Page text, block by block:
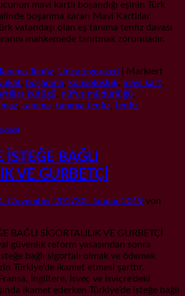
mavi kartlı boşandığı eşinin Türk
boşanma kararı Mavi Kartlılar
vatandaşı olan eş tanıma tenfiz davası
mahkemede tanıtmak zorundadır.
Tenfiz, Uncategorized
Markiert
, boşanma, konsolosluk, mavi kart,
kütügü, nüfus müdürlüğü,
, tanıma, tanıma tenfiz, tenfiz
İSTEĞE BAĞLI
VE GURBETÇİ
November 201730. Januar 2019 von
BAĞLI SİGORTALILIK VE GURBETÇİ
güvenlik reform yasasından sonra
bağlı sigortalı olmak ve ödemek
Türkiye’de ikamet etmesi şarttır.
İngiltere, İsveç ve İsviçre’deki
ikamet ederken Türkiye’de isteğe bağlı